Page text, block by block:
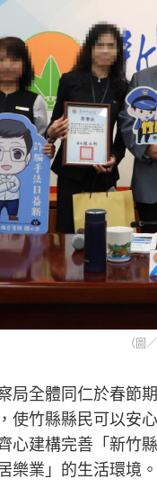
（圖
局全體同仁於春節
使竹縣縣民可以安
心建構完善「新竹
樂業」的生活環境。